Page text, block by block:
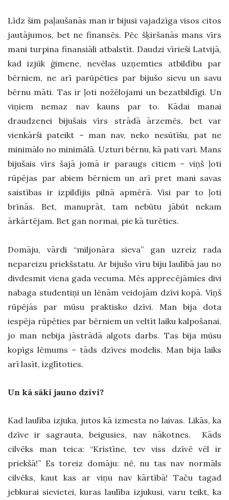
Līdz šim paļaušanās man ir bijusi vajadzīga visos citos
jautājumos, bet ne finansēs. Pēc šķiršanās mans vīrs
mani turpina finansiāli atbalstīt. Daudzi vīrieši Latvijā,
kad izjūk ģimene, nevēlas uzņemties atbildību par
bērniem, ne arī parūpēties par bijušo sievu un savu
bērnu māti. Tas ir ļoti nožēlojami un bezatbildīgi. Un
viņiem nemaz nav kauns par to. Kādai manai
draudzenei bijušais vīrs strādā ārzemēs, bet var
vienkārši pateikt – man nav, neko nesūtīšu, pat ne
minimālo no minimālā. Uzturi bērnu, kā pati vari. Mans
bijušais vīrs šajā jomā ir paraugs citiem – viņš ļoti
rūpējas par abiem bērniem un arī pret mani savas
saistības ir izpildījis pilnā apmērā. Visi par to ļoti
brīnās. Bet, manuprāt, tam nebūtu jābūt nekam
ārkārtējam. Bet gan normai, pie kā turēties.
Domāju, vārdi “miljonāra sieva’’ gan uzreiz rada
nepareizu priekšstatu. Ar bijušo vīru biju laulībā jau no
divdesmit viena gada vecuma. Mēs apprecējāmies divi
nabaga studentiņi un lēnām veidojām dzīvi kopā. Viņš
rūpējās par mūsu praktisko dzīvi. Man bija dota
iespēja rūpēties par bērniem un veltīt laiku kalpošanai,
jo man nebija jāstrādā algots darbs. Tas bija mūsu
kopīgs lēmums – tāds dzīves modelis. Man bija laiks
arī lasīt, izglītoties.
Un kā sāki jauno dzīvi?
Kad laulība izjuka, jutos kā izmesta no laivas. Likās, ka
dzīve ir sagrauta, beigusies, nav nākotnes. Kāds
cilvēks man teica: “Kristīne, tev viss dzīvē vēl ir
priekšā!” Es toreiz domāju: nē, nu tas nav normāls
cilvēks, kaut kas ar viņu nav kārtībā! Taču tagad
jebkurai sievietei, kuras laulība izjukusi, varu teikt, ka